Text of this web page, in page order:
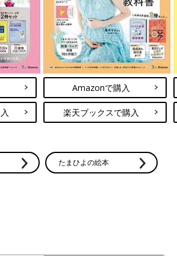
編みはらまきM~L チャコールグレー
ればれとした気持ちで過ごせる安定期も、
Amazonで購入
楽天ブックスで購入
たまひよの絵本